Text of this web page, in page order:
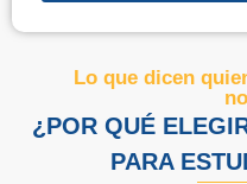
Lo que dicen
¿POR QUÉ
PARA